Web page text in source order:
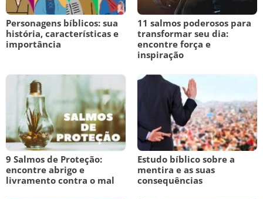
Personagens bíblicos: sua
história, características e
importância
11 salmos poderosos para
transformar seu dia:
encontre força e
inspiração
9 Salmos de Proteção:
encontre abrigo e
livramento contra o mal
Estudo bíblico sobre a
mentira e as suas
consequências